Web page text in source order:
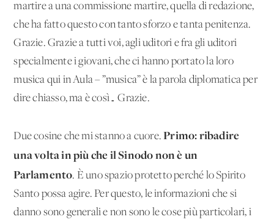
martire a una commissione martire, quella di redazione,
che ha fatto questo con tanto sforzo e tanta penitenza.
Grazie. Grazie a tutti voi, agli uditori e fra gli uditori
specialmente i giovani, che ci hanno portato la loro
musica qui in Aula – ”musica” è la parola diplomatica per
dire chiasso, ma è così… Grazie.
Due cosine che mi stanno a cuore.Primo: ribadire
una volta in più che il Sinodo non è un
Parlamento. È uno spazio protetto perché lo Spirito
Santo possa agire. Per questo, le informazioni che si
danno sono generali e non sono le cose più particolari, i